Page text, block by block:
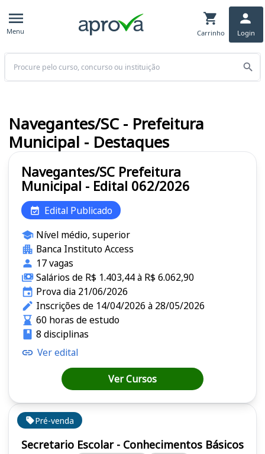
Menu Carrinho Login
Buscar
Pré-venda
Secretario Escolar - Conhecimentos Básicos
Navegantes/SC Prefeitura
Municipal - Edital 062/2026
Edital Publicado
Nível médio, superior
Banca Instituto Access
17 vagas
Salários de R$ 1.403,44 à R$ 6.062,90
Prova dia 21/06/2026
Inscrições de 14/04/2026 à 28/05/2026
60 horas de estudo
8 disciplinas
Ver edital
Ver Cursos
Navegantes/SC - Prefeitura
Municipal - Destaques